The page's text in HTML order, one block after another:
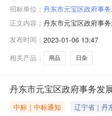
招标单位： 丹东市元宝区政府事
正文内容： 丹东市元宝区政府事
众的身体健康和生命
宝区政府事务发展服务
发布时间： 2023-01-06 13:47
相关产品：
用品 日杂
丹东市元宝区政府事务发
中标｜中标通知 辽宁省｜丹